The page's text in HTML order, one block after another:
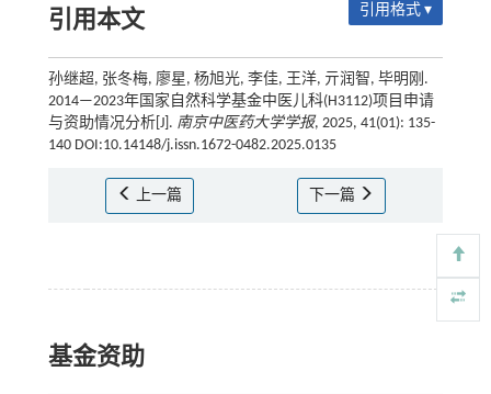
引用本文 引用格式 ▾
孙继超, 张冬梅, 廖星, 杨旭光, 李佳, 王洋, 亓润智, 毕明刚.
2014—2023年国家自然科学基金中医儿科(H3112)项目申请
与资助情况分析[J]. 南京中医药大学学报, 2025, 41(01): 135-
140 DOI:10.14148/j.issn.1672-0482.2025.0135
上一篇 下一篇
基金资助